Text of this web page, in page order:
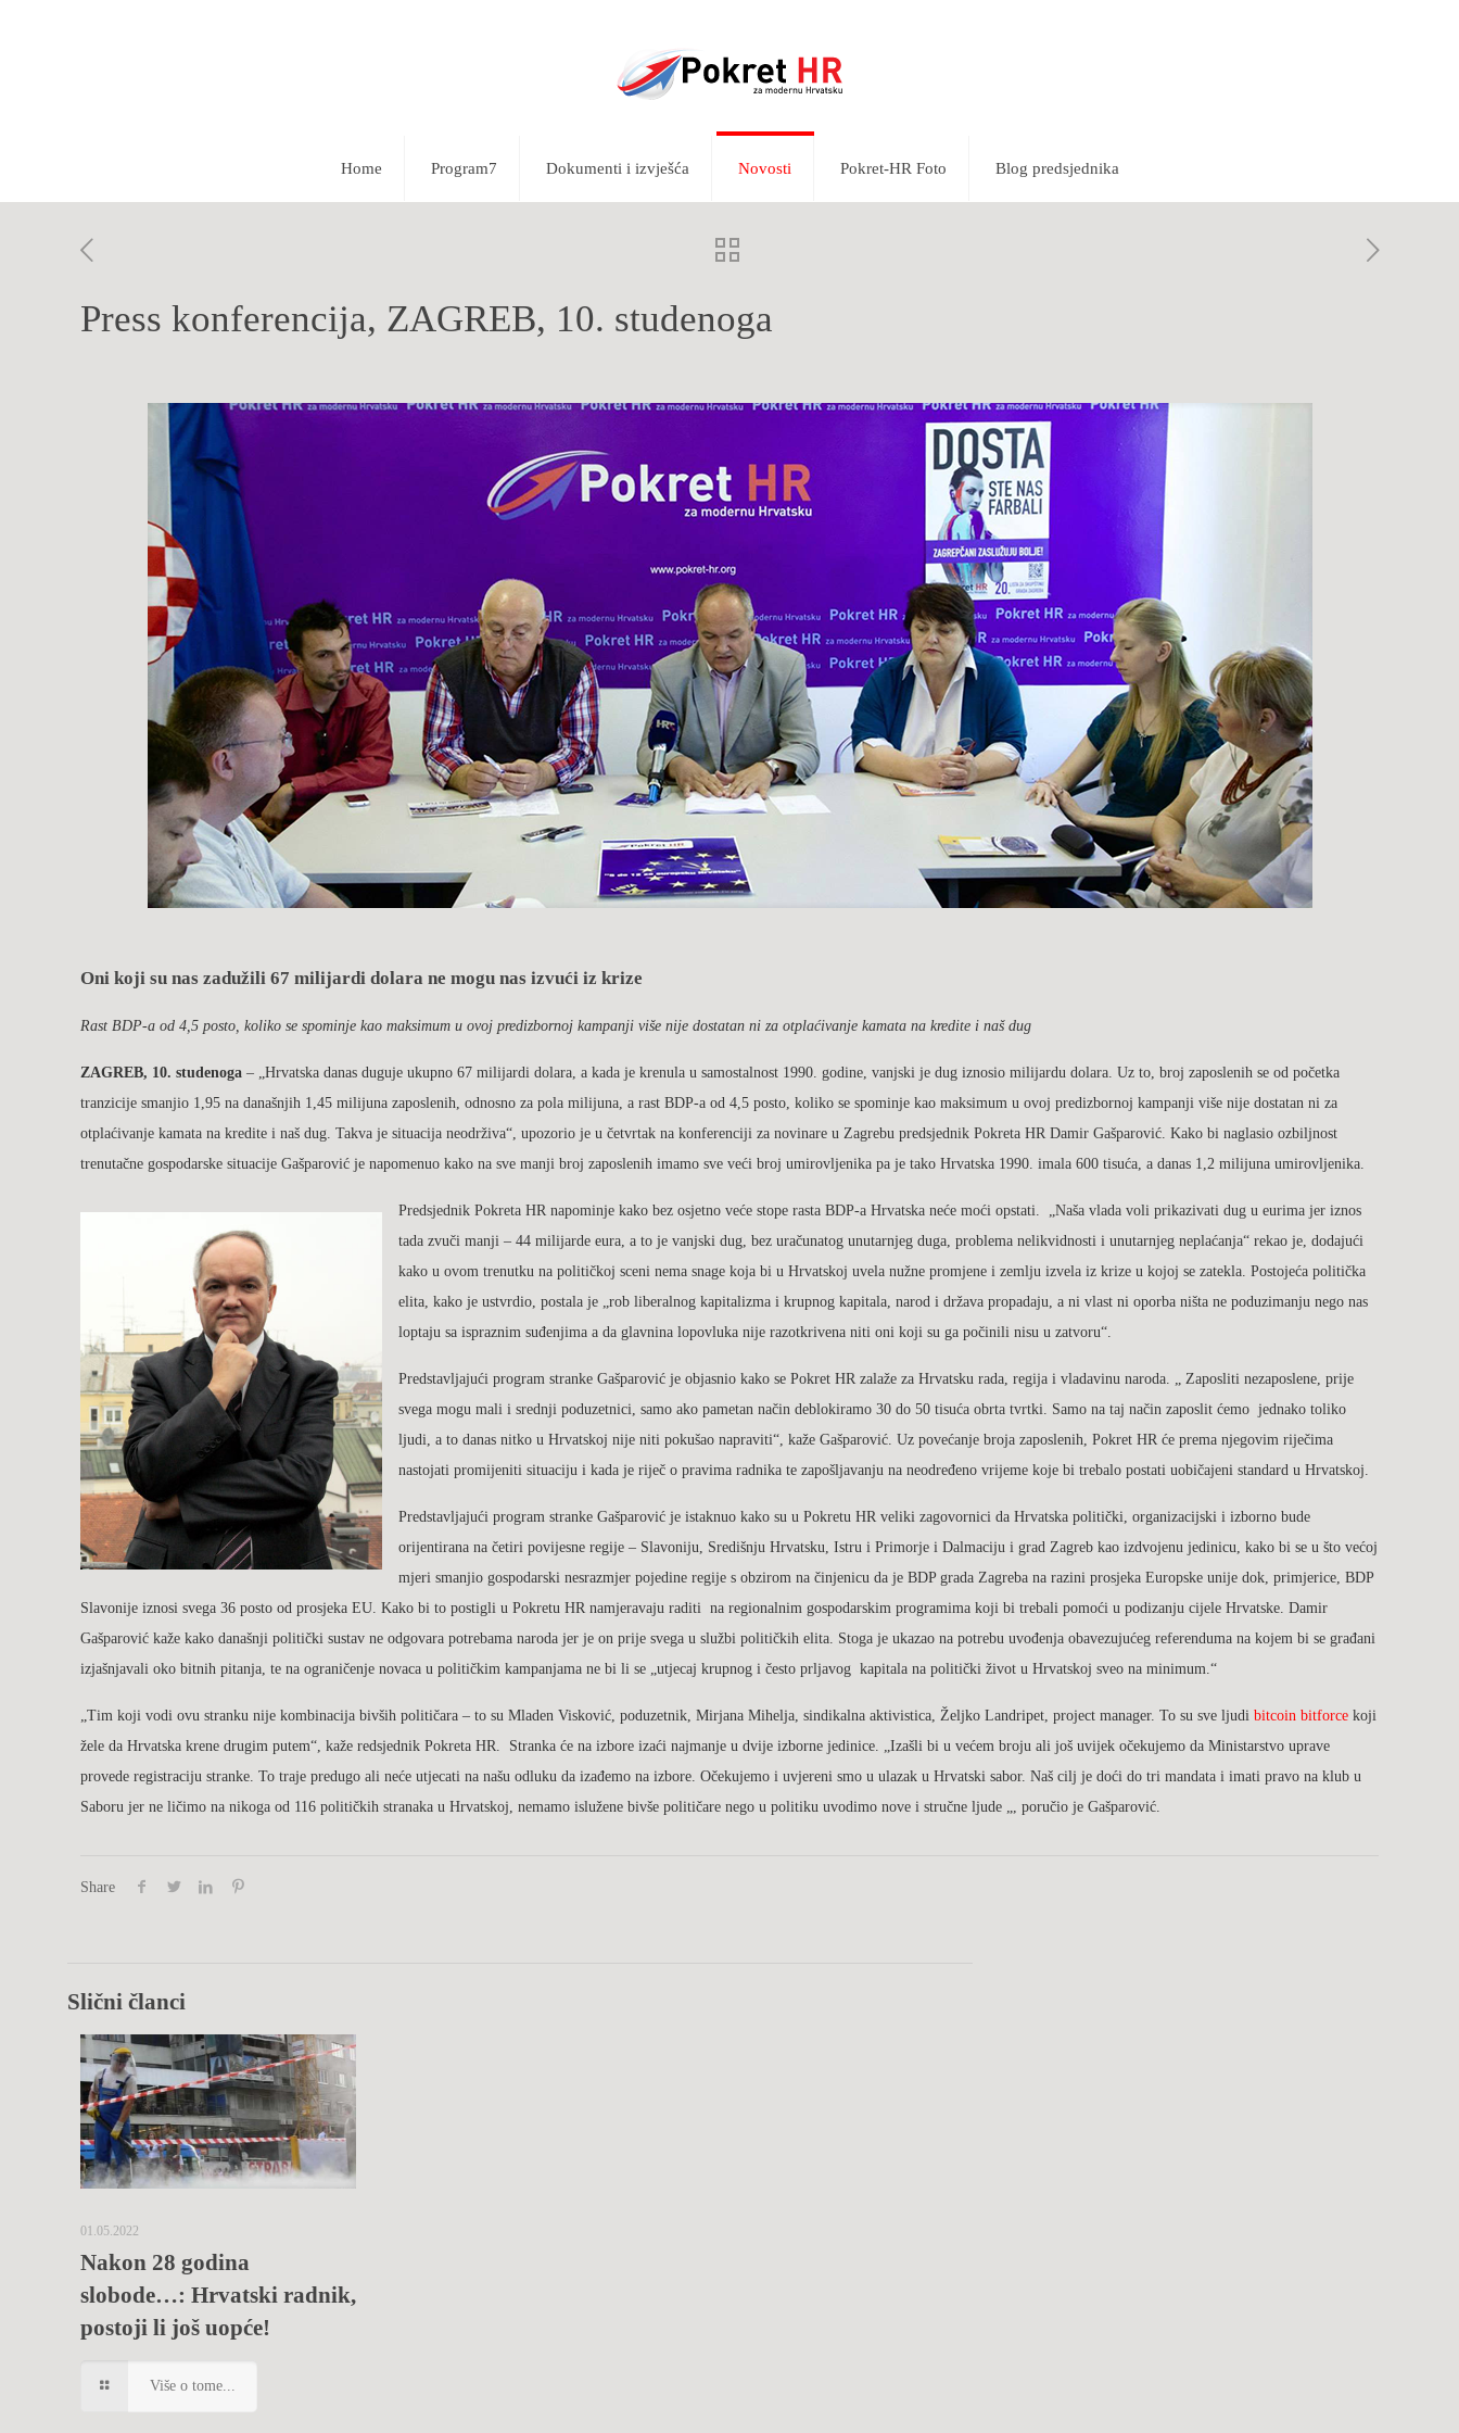
Home Program7 Dokumenti i izvješća Novosti Pokret-HR Foto Blog predsjednika
Press konferencija, ZAGREB, 10. studenoga
Oni koji su nas zadužili 67 milijardi dolara ne mogu nas izvući iz krize
Rast BDP-a od 4,5 posto, koliko se spominje kao maksimum u ovoj predizbornoj kampanji više nije dostatan ni za otplaćivanje kamata na kredite i naš dug
ZAGREB, 10. studenoga – „Hrvatska danas duguje ukupno 67 milijardi dolara, a kada je krenula u samostalnost 1990. godine, vanjski je dug iznosio milijardu dolara. Uz to, broj zaposlenih se od početka
tranzicije smanjio 1,95 na današnjih 1,45 milijuna zaposlenih, odnosno za pola milijuna, a rast BDP-a od 4,5 posto, koliko se spominje kao maksimum u ovoj predizbornoj kampanji više nije dostatan ni za
otplaćivanje kamata na kredite i naš dug. Takva je situacija neodrživa“, upozorio je u četvrtak na konferenciji za novinare u Zagrebu predsjednik Pokreta HR Damir Gašparović. Kako bi naglasio ozbiljnost
trenutačne gospodarske situacije Gašparović je napomenuo kako na sve manji broj zaposlenih imamo sve veći broj umirovljenika pa je tako Hrvatska 1990. imala 600 tisuća, a danas 1,2 milijuna umirovljenika.
Predsjednik Pokreta HR napominje kako bez osjetno veće stope rasta BDP-a Hrvatska neće moći opstati. „Naša vlada voli prikazivati dug u eurima jer iznos
tada zvuči manji – 44 milijarde eura, a to je vanjski dug, bez uračunatog unutarnjeg duga, problema nelikvidnosti i unutarnjeg neplaćanja“ rekao je, dodajući
kako u ovom trenutku na političkoj sceni nema snage koja bi u Hrvatskoj uvela nužne promjene i zemlju izvela iz krize u kojoj se zatekla. Postojeća politička
elita, kako je ustvrdio, postala je „rob liberalnog kapitalizma i krupnog kapitala, narod i država propadaju, a ni vlast ni oporba ništa ne poduzimanju nego nas
loptaju sa ispraznim suđenjima a da glavnina lopovluka nije razotkrivena niti oni koji su ga počinili nisu u zatvoru“.
Predstavljajući program stranke Gašparović je objasnio kako se Pokret HR zalaže za Hrvatsku rada, regija i vladavinu naroda. „ Zaposliti nezaposlene, prije
svega mogu mali i srednji poduzetnici, samo ako pametan način deblokiramo 30 do 50 tisuća obrta tvrtki. Samo na taj način zaposlit ćemo jednako toliko
ljudi, a to danas nitko u Hrvatskoj nije niti pokušao napraviti“, kaže Gašparović. Uz povećanje broja zaposlenih, Pokret HR će prema njegovim riječima
nastojati promijeniti situaciju i kada je riječ o pravima radnika te zapošljavanju na neodređeno vrijeme koje bi trebalo postati uobičajeni standard u Hrvatskoj.
Predstavljajući program stranke Gašparović je istaknuo kako su u Pokretu HR veliki zagovornici da Hrvatska politički, organizacijski i izborno bude
orijentirana na četiri povijesne regije – Slavoniju, Središnju Hrvatsku, Istru i Primorje i Dalmaciju i grad Zagreb kao izdvojenu jedinicu, kako bi se u što većoj
mjeri smanjio gospodarski nesrazmjer pojedine regije s obzirom na činjenicu da je BDP grada Zagreba na razini prosjeka Europske unije dok, primjerice, BDP
Slavonije iznosi svega 36 posto od prosjeka EU. Kako bi to postigli u Pokretu HR namjeravaju raditi na regionalnim gospodarskim programima koji bi trebali pomoći u podizanju cijele Hrvatske. Damir
Gašparović kaže kako današnji politički sustav ne odgovara potrebama naroda jer je on prije svega u službi političkih elita. Stoga je ukazao na potrebu uvođenja obavezujućeg referenduma na kojem bi se građani
izjašnjavali oko bitnih pitanja, te na ograničenje novaca u političkim kampanjama ne bi li se „utjecaj krupnog i često prljavog kapitala na politički život u Hrvatskoj sveo na minimum.“
„Tim koji vodi ovu stranku nije kombinacija bivših političara – to su Mladen Visković, poduzetnik, Mirjana Mihelja, sindikalna aktivistica, Željko Landripet, project manager. To su sve ljudibitcoin bitforce koji
žele da Hrvatska krene drugim putem“, kaže redsjednik Pokreta HR. Stranka će na izbore izaći najmanje u dvije izborne jedinice. „Izašli bi u većem broju ali još uvijek očekujemo da Ministarstvo uprave
provede registraciju stranke. To traje predugo ali neće utjecati na našu odluku da izađemo na izbore. Očekujemo i uvjereni smo u ulazak u Hrvatski sabor. Naš cilj je doći do tri mandata i imati pravo na klub u
Saboru jer ne ličimo na nikoga od 116 političkih stranaka u Hrvatskoj, nemamo islužene bivše političare nego u politiku uvodimo nove i stručne ljude „, poručio je Gašparović.
Share
Slični članci
01.05.2022
Nakon 28 godina
slobode…: Hrvatski radnik,
postoji li još uopće!
Više o tome...